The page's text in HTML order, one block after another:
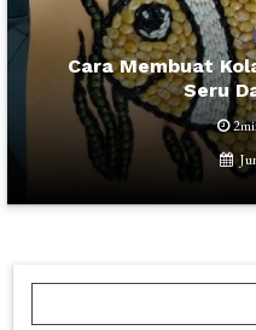
Cara Membuat
Seru